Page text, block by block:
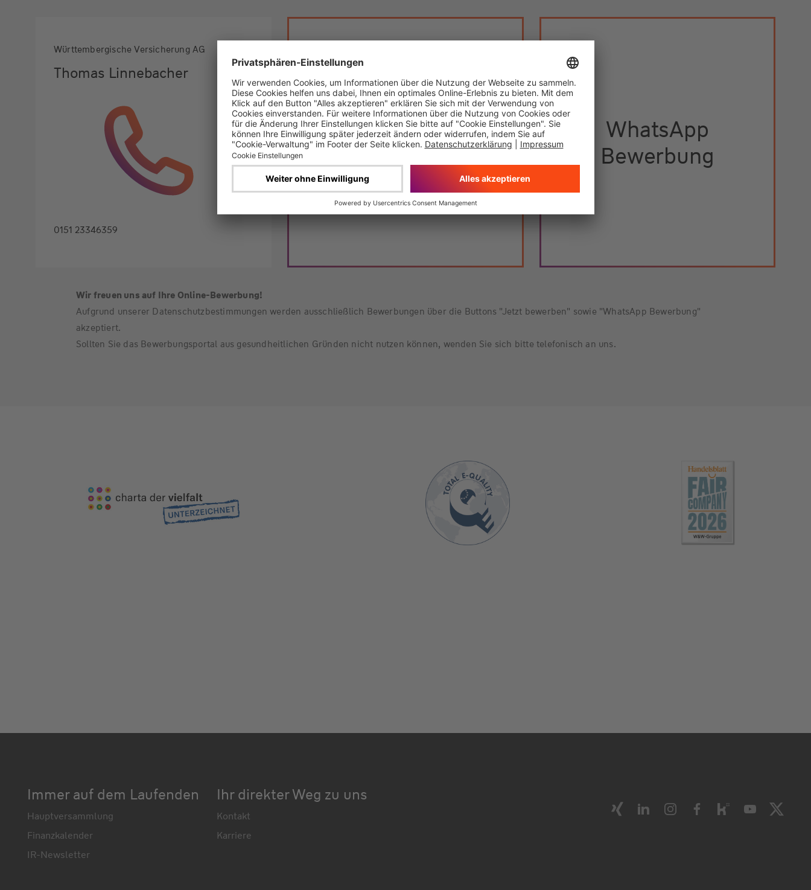
Württembergische Versicherung AG
Thomas Linnebacher
0151 23346359
Jetzt bewerben
WhatsApp
Bewerbung
Wir freuen uns auf Ihre Online-Bewerbung!
Aufgrund unserer Datenschutzbestimmungen werden ausschließlich Bewerbungen über die Buttons "Jetzt bewerben" sowie "WhatsApp Bewerbung"
akzeptiert.
Sollten Sie das Bewerbungsportal aus gesundheitlichen Gründen nicht nutzen können, wenden Sie sich bitte telefonisch an uns.
Immer auf dem Laufenden
Hauptversammlung
Finanzkalender
IR-Newsletter
Ihr direkter Weg zu uns
Kontakt
Karriere